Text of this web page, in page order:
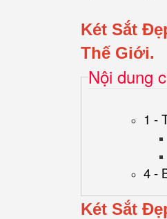
Két Sắt
Thế Giới.
Nội dung
1 -
4 -
Két Sắt